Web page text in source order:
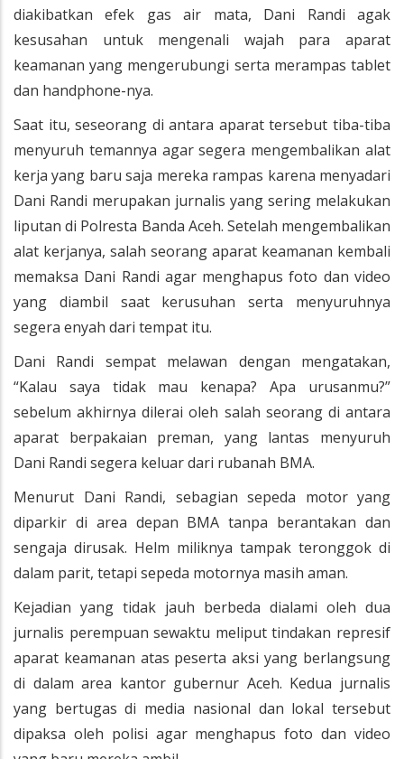
diakibatkan efek gas air mata, Dani Randi agak
kesusahan untuk mengenali wajah para aparat
keamanan yang mengerubungi serta merampas tablet
dan handphone-nya.
Saat itu, seseorang di antara aparat tersebut tiba-tiba
menyuruh temannya agar segera mengembalikan alat
kerja yang baru saja mereka rampas karena menyadari
Dani Randi merupakan jurnalis yang sering melakukan
liputan di Polresta Banda Aceh. Setelah mengembalikan
alat kerjanya, salah seorang aparat keamanan kembali
memaksa Dani Randi agar menghapus foto dan video
yang diambil saat kerusuhan serta menyuruhnya
segera enyah dari tempat itu.
Dani Randi sempat melawan dengan mengatakan,
“Kalau saya tidak mau kenapa? Apa urusanmu?”
sebelum akhirnya dilerai oleh salah seorang di antara
aparat berpakaian preman, yang lantas menyuruh
Dani Randi segera keluar dari rubanah BMA.
Menurut Dani Randi, sebagian sepeda motor yang
diparkir di area depan BMA tanpa berantakan dan
sengaja dirusak. Helm miliknya tampak teronggok di
dalam parit, tetapi sepeda motornya masih aman.
Kejadian yang tidak jauh berbeda dialami oleh dua
jurnalis perempuan sewaktu meliput tindakan represif
aparat keamanan atas peserta aksi yang berlangsung
di dalam area kantor gubernur Aceh. Kedua jurnalis
yang bertugas di media nasional dan lokal tersebut
dipaksa oleh polisi agar menghapus foto dan video